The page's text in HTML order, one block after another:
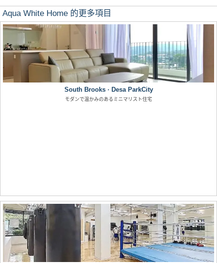
Aqua White Home 的更多項目
South Brooks · Desa ParkCity
モダンで温かみのあるミニマリスト住宅